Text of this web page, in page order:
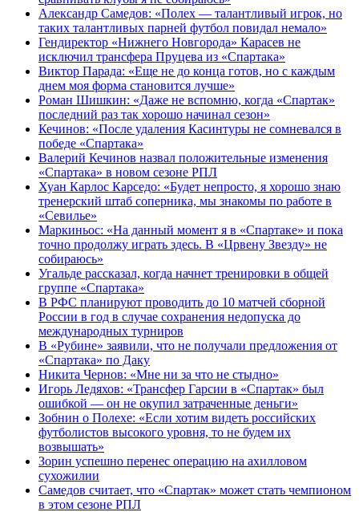
Александр Самедов: «Полех — талантливый игрок, но
таких талантливых парней футбол повидал немало»
Гендиректор «Нижнего Новгорода» Карасев не
исключил трансфера Пруцева из «Спартака»
Виктор Парада: «Еще не до конца готов, но с каждым
днем моя форма становится лучше»
Роман Шишкин: «Даже не вспомню, когда «Спартак»
последний раз так хорошо начинал сезон»
Кечинов: «После удаления Касинтуры не сомневался в
победе «Спартака»
Валерий Кечинов назвал положительные изменения
«Спартака» в новом сезоне РПЛ
Хуан Карлос Карседо: «Будет непросто, я хорошо знаю
тренерский штаб соперника, мы знакомы по работе в
«Севилье»
Маркиньос: «На данный момент я в «Спартаке» и пока
точно продолжу играть здесь. В «Црвену Звезду» не
собираюсь»
Угальде рассказал, когда начнет тренировки в общей
группе «Спартака»
В РФС планируют проводить до 10 матчей сборной
России в год в случае сохранения недопуска до
международных турниров
В «Рубине» заявили, что не получали предложения от
«Спартака» по Даку
Никита Чернов: «Мне ни за что не стыдно»
Игорь Ледяхов: «Трансфер Гарсии в «Спартак» был
ошибкой — он не окупил затраченные деньги»
Зобнин о Полехе: «Если хотим видеть российских
футболистов высокого уровня, то не будем их
возвышать»
Зорин успешно перенес операцию на ахилловом
сухожилии
Самедов считает, что «Спартак» может стать чемпионом
в этом сезоне РПЛ